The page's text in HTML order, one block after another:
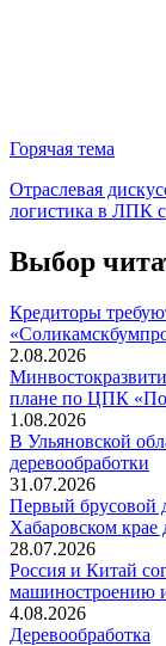
Горячая тема
Отраслевая
логистика в ЛПК с
Выбор
Кредиторы
2.08.2026
плане по ЦПК
1.08.2026
В Ульяновской
деревообработки
31.07.2026
Первый брусовой
Хабаровском крае
28.07.2026
Россия и Китай
машиностроению
4.08.2026
Деревообработка